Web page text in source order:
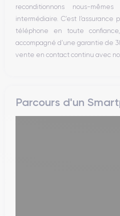
reconditionnons nous-
intermédiaire. C’est l’assurance
téléphone en toute
accompagné d’une garantie de
vente en contact continu avec
Parcours d'un